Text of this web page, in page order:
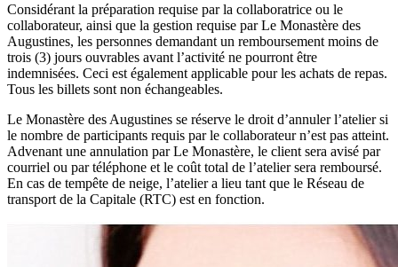
Considérant la préparation requise par la collaboratrice ou le
collaborateur, ainsi que la gestion requise par Le Monastère des
Augustines, les personnes demandant un remboursement moins de
trois (3) jours ouvrables avant l’activité ne pourront être
indemnisées. Ceci est également applicable pour les achats de repas.
Tous les billets sont non échangeables.
Le Monastère des Augustines se réserve le droit d’annuler l’atelier si
le nombre de participants requis par le collaborateur n’est pas atteint.
Advenant une annulation par Le Monastère, le client sera avisé par
courriel ou par téléphone et le coût total de l’atelier sera remboursé.
En cas de tempête de neige, l’atelier a lieu tant que le Réseau de
transport de la Capitale (RTC) est en fonction.